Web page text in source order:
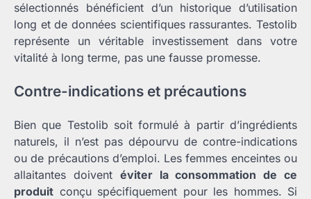
sélectionnés bénéficient d’un historique d’utilisation
long et de données scientifiques rassurantes. Testolib
représente un véritable investissement dans votre
vitalité à long terme, pas une fausse promesse.
Contre-indications et précautions
Bien que Testolib soit formulé à partir d’ingrédients
naturels, il n’est pas dépourvu de contre-indications
ou de précautions d’emploi. Les femmes enceintes ou
allaitantes doivent éviter la consommation de ce
produit conçu spécifiquement pour les hommes. Si